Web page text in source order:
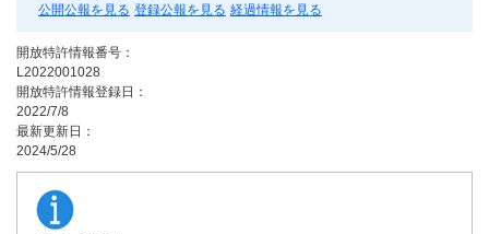
公開公報を見る 登録公報を見る 経過情報を見る
開放特許情報番号：
L2022001028
開放特許情報登録日：
2022/7/8
最新更新日：
2024/5/28